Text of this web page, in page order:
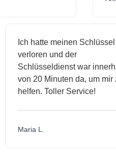
Ich hatte meinen Schlüssel
verloren und der
Schlüsseldienst war innerhalb
von 20 Minuten da, um mir zu
helfen. Toller Service!
Maria L.